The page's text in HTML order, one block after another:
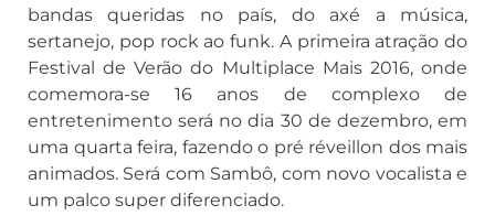
bandas queridas no país, do axé a música,
sertanejo, pop rock ao funk. A primeira atração do
Festival de Verão do Multiplace Mais 2016, onde
comemora-se 16 anos de complexo de
entretenimento será no dia 30 de dezembro, em
uma quarta feira, fazendo o pré réveillon dos mais
animados. Será com Sambô, com novo vocalista e
um palco super diferenciado.